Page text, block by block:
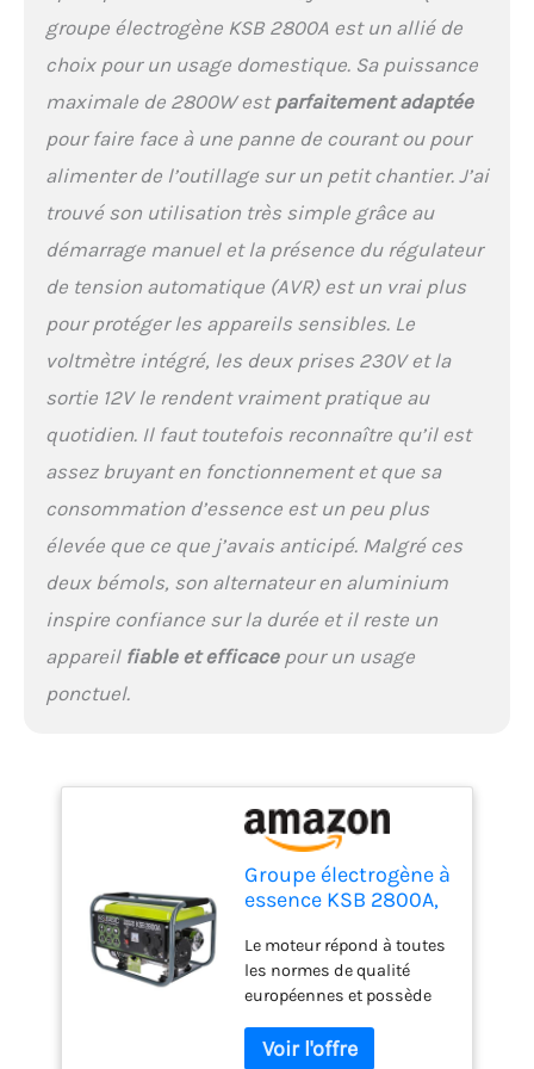
et ne nécessite pas de
supplémentaires. Le
voltmètre sur le panneau
plage de 0 à 300 V. Cela
permet de surveiller la
générateur et de garantir le
fonctionnement stable de
connectés au générateur.
Le générateur est équipé
pour réduire les
vibrations. Grâce aux
amortisseurs en
caoutchouc le générateur
en marche
n'endommagera pas le
revêtement du plancher et
la peinture du cadre ne
sera pas rayée.
groupe électrogène KSB 2800A est un allié de
choix pour un usage domestique. Sa puissance
maximale de 2800W estparfaitement adaptée
pour faire face à une panne de courant ou pour
alimenter de l’outillage sur un petit chantier. J’ai
trouvé son utilisation très simple grâce au
démarrage manuel et la présence du régulateur
de tension automatique (AVR) est un vrai plus
pour protéger les appareils sensibles. Le
voltmètre intégré, les deux prises 230V et la
sortie 12V le rendent vraiment pratique au
quotidien. Il faut toutefois reconnaître qu’il est
assez bruyant en fonctionnement et que sa
consommation d’essence est un peu plus
élevée que ce que j’avais anticipé. Malgré ces
deux bémols, son alternateur en aluminium
inspire confiance sur la durée et il reste un
appareil fiable et efficacepour un usage
ponctuel.
Groupe électrogène à
essence KSB 2800A,
2800W, démarrage
manuel, régulateur
de tension
automatique (AVR),
voltmètre, 2x16A
Le moteur répond à toutes
les normes de qualité
européennes et possède
individuel, ce qui nous